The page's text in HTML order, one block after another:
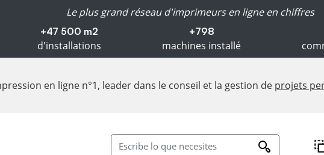
Le plus grand réseau d'imprimeurs en ligne en chiffres
+47 500 m2
d'installations
+798
machines installé
en ligne n°1, leader dans le conseil et la gestion de projets